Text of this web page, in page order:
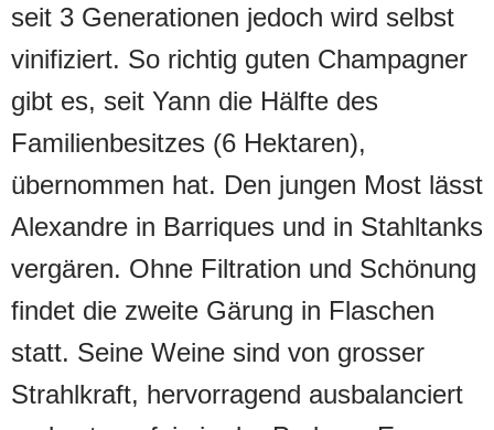
seit 3 Generationen jedoch wird selbst
vinifiziert. So richtig guten Champagner
gibt es, seit Yann die Hälfte des
Familienbesitzes (6 Hektaren),
übernommen hat. Den jungen Most lässt
Alexandre in Barriques und in Stahltanks
vergären. Ohne Filtration und Schönung
findet die zweite Gärung in Flaschen
statt. Seine Weine sind von grosser
Strahlkraft, hervorragend ausbalanciert